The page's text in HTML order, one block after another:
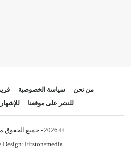
من نحن سياسة الخصوصية
للنشر على موقعنا
© 2026 - جميع الحقوق محفوظة.
Design: Firstonemedia